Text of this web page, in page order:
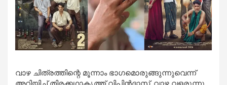
വാഴ ചിത്രത്തിന്റെ മൂന്നാം ഭാഗമൊരുങ്ങുന്നുവെന്ന്